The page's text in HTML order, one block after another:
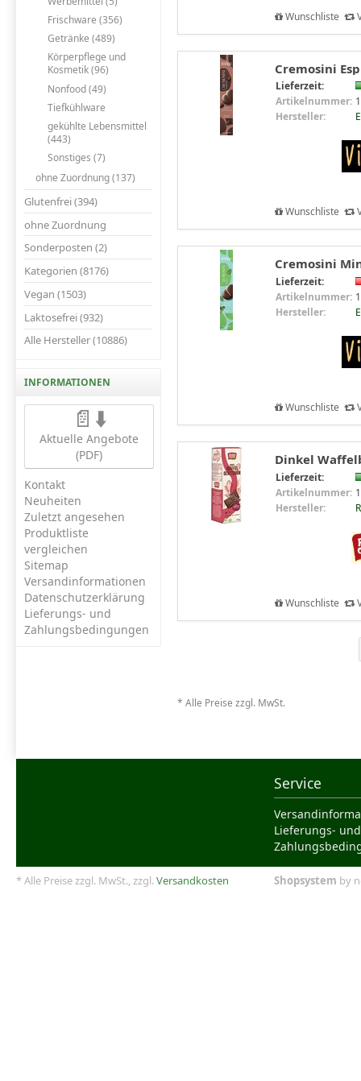
Frischware (356)
Getränke (489)
Körperpflege und
Kosmetik (96)
Nonfood (49)
Tiefkühlware
gekühlte Lebensmittel
(443)
Sonstiges (7)
ohne Zuordnung (137)
Glutenfrei (394)
ohne Zuordnung
Sonderposten (2)
Kategorien (8176)
Vegan (1503)
Laktosefrei (932)
Alle Hersteller (10886)
INFORMATIONEN
📄⬇️
Aktuelle Angebote
(PDF)
Kontakt
Neuheiten
Zuletzt angesehen
Produktliste
vergleichen
Sitemap
Versandinformationen
Datenschutzerklärung
Lieferungs- und
Zahlungsbedingungen
Wunschliste
Cremosini
Lieferzeit:
Artikelnummer:
Hersteller:
Wunschliste
Cremosini
Lieferzeit:
Artikelnummer:
Hersteller:
Wunschliste
Dinkel
Lieferzeit:
Artikelnummer:
Hersteller:
Wunschliste
* Alle Preise zzgl. MwSt.
Service
Lieferungs- und
* Alle Preise zzgl. MwSt., zzgl.Versandkosten Shopsystem by